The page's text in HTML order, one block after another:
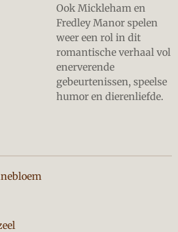
Ook Mickleham en
Fredley Manor spelen
weer een rol in dit
romantische verhaal vol
enerverende
gebeurtenissen, speelse
humor en dierenliefde.
de Zonnebloem